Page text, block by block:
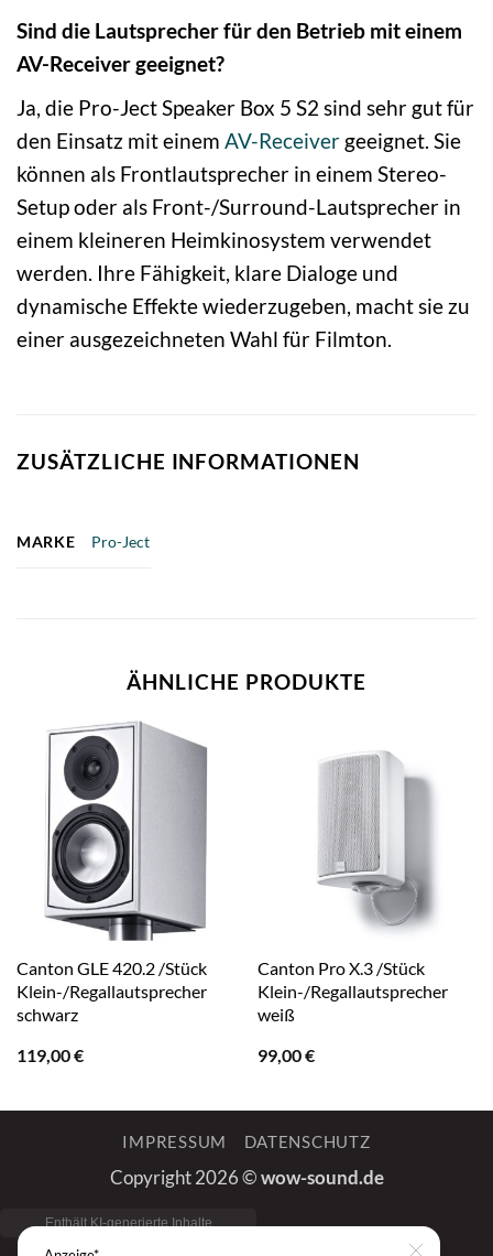
Sind die Lautsprecher für den Betrieb mit einem
AV-Receiver geeignet?
Ja, die Pro-Ject Speaker Box 5 S2 sind sehr gut für
den Einsatz mit einem AV-Receiver geeignet. Sie
können als Frontlautsprecher in einem Stereo-
Setup oder als Front-/Surround-Lautsprecher in
einem kleineren Heimkinosystem verwendet
werden. Ihre Fähigkeit, klare Dialoge und
dynamische Effekte wiederzugeben, macht sie zu
einer ausgezeichneten Wahl für Filmton.
ZUSÄTZLICHE INFORMATIONEN
MARKE Pro-Ject
ÄHNLICHE PRODUKTE
Canton GLE 420.2 /Stück
Klein-/Regallautsprecher
schwarz
119,00€
Canton Pro X.3 /Stück
Klein-/Regallautsprecher
weiß
99,00€
IMPRESSUM DATENSCHUTZ
Copyright 2026 ©wow-sound.de